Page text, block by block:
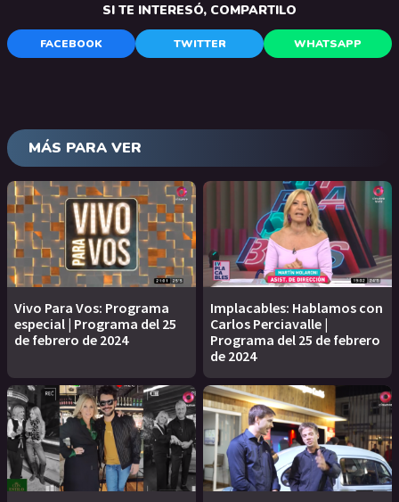
SI TE INTERESÓ, COMPARTILO
FACEBOOK TWITTER WHATSAPP
MÁS PARA VER
Vivo Para Vos: Programa
especial | Programa del 25
de febrero de 2024
Implacables: Hablamos con
Carlos Perciavalle |
Programa del 25 de febrero
de 2024